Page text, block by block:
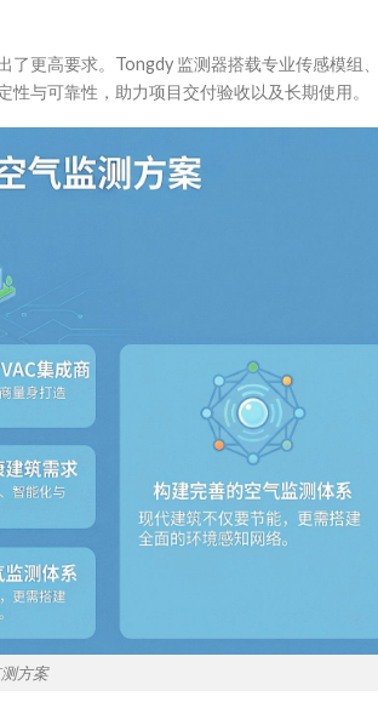
了更高要求。Tongdy 监测器搭载专业传感模组
与可靠性，助力项目交付验收以及长期使用。
方案